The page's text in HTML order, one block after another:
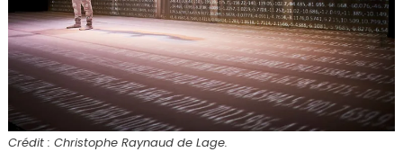
Crédit : Christophe Raynaud de Lage.